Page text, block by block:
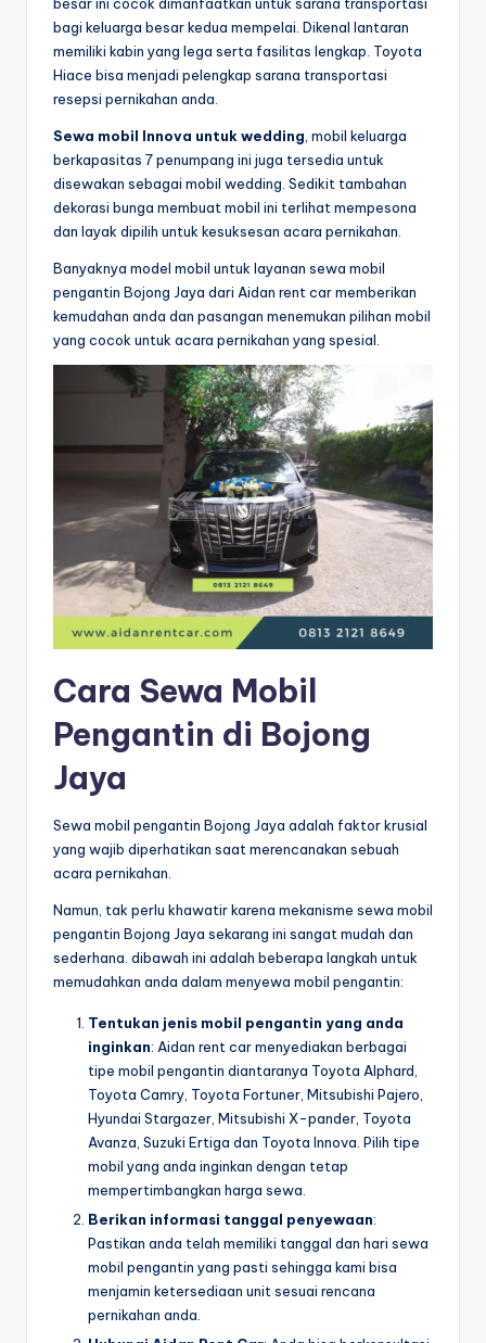
bagi keluarga besar kedua mempelai. Dikenal lantaran
memiliki kabin yang lega serta fasilitas lengkap. Toyota
Hiace bisa menjadi pelengkap sarana transportasi
resepsi pernikahan anda.
Sewa mobil Innova untuk wedding , mobil keluarga
berkapasitas 7 penumpang ini juga tersedia untuk
disewakan sebagai mobil wedding. Sedikit tambahan
dekorasi bunga membuat mobil ini terlihat mempesona
dan layak dipilih untuk kesuksesan acara pernikahan.
Banyaknya model mobil untuk layanan sewa mobil
pengantin Bojong Jaya dari Aidan rent car memberikan
kemudahan anda dan pasangan menemukan pilihan mobil
yang cocok untuk acara pernikahan yang spesial.
Cara Sewa Mobil
Pengantin di Bojong
Jaya
Sewa mobil pengantin Bojong Jaya adalah faktor krusial
yang wajib diperhatikan saat merencanakan sebuah
acara pernikahan.
Namun, tak perlu khawatir karena mekanisme sewa mobil
pengantin Bojong Jaya sekarang ini sangat mudah dan
sederhana. dibawah ini adalah beberapa langkah untuk
memudahkan anda dalam menyewa mobil pengantin:
Tentukan jenis mobil pengantin yang anda
inginkan: Aidan rent car menyediakan berbagai
tipe mobil pengantin diantaranya Toyota Alphard,
Toyota Camry, Toyota Fortuner, Mitsubishi Pajero,
Hyundai Stargazer, Mitsubishi X-pander, Toyota
Avanza, Suzuki Ertiga dan Toyota Innova. Pilih tipe
mobil yang anda inginkan dengan tetap
mempertimbangkan harga sewa.
Berikan informasi tanggal penyewaan:
Pastikan anda telah memiliki tanggal dan hari sewa
mobil pengantin yang pasti sehingga kami bisa
menjamin ketersediaan unit sesuai rencana
pernikahan anda.